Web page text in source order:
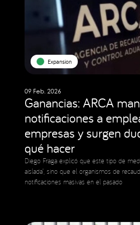
Expansion
09 Feb. 2026
Ganancias: ARCA
notificaciones a
empresas y surgen
qué hacer
Diego Fraga explicó que este tipo de
aislada”, sino que el organismos de
notificaciones masivas en el pasado